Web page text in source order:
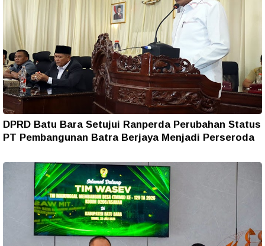
DPRD Batu Bara Setujui Ranperda Perubahan Status
PT Pembangunan Batra Berjaya Menjadi Perseroda